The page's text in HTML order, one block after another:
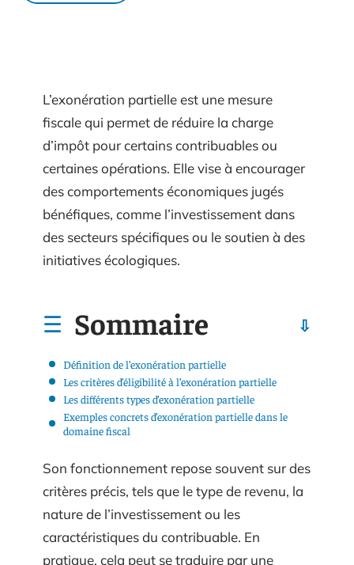
L’exonération partielle est une mesure
fiscale qui permet de réduire la charge
d’impôt pour certains contribuables ou
certaines opérations. Elle vise à encourager
des comportements économiques jugés
bénéfiques, comme l’investissement dans
des secteurs spécifiques ou le soutien à des
initiatives écologiques.
Sommaire
Définition de l’exonération partielle
Les critères d’éligibilité à l’exonération partielle
Les différents types d’exonération partielle
Exemples concrets d’exonération partielle dans le
domaine fiscal
Son fonctionnement repose souvent sur des
critères précis, tels que le type de revenu, la
nature de l’investissement ou les
caractéristiques du contribuable. En
pratique, cela peut se traduire par une